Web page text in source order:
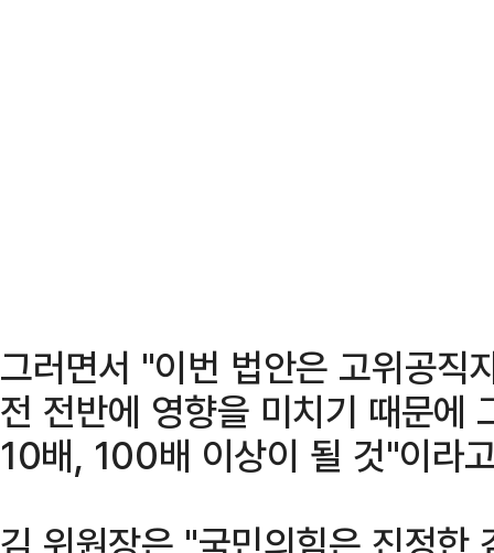
그러면서 "이번 법안은 고위공직
전 전반에 영향을 미치기 때문에
10배, 100배 이상이 될 것"이라
김 위원장은 "국민의힘은 진정한